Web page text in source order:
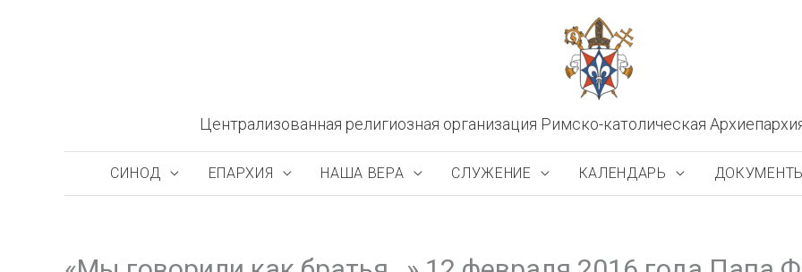
Централизованная религиозная организация Римско-католическая
СИНОД ЕПАРХИЯ НАША ВЕРА СЛУЖЕНИЕ КАЛЕНДАРЬ